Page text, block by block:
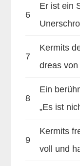
6
Er ist ein
7
Kermits
dreas
8
Ein
„Es ist
9
Kermits
voll und